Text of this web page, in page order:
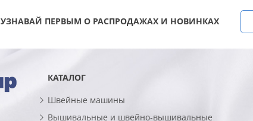
УЗНАВАЙ ПЕРВЫМ О РАСПРОДАЖАХ И НОВИНКАХ
КАТАЛОГ
Швейные машины
Вышивальные и швейно-вышивальные